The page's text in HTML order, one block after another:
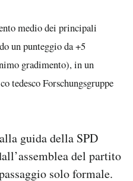
medio dei principali
un punteggio da +5
gradimento), in un
tedesco Forschungsgruppe
guida della SPD
del partito
solo formale.